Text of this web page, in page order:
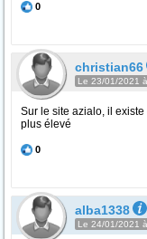
0
christian66
Le 23/01/2021
Sur le site azialo, il
plus élevé
0
alba1338
Le 24/01/2021